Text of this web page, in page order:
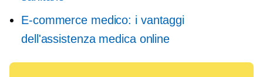
E-commerce medico: i vantaggi
dell'assistenza medica online